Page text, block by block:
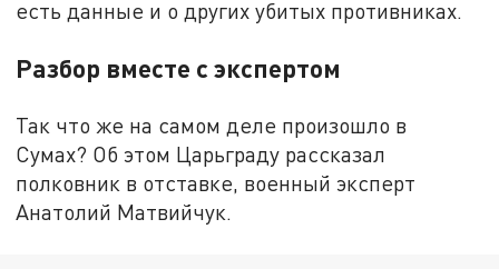
есть данные и о других убитых противниках.
Разбор вместе с экспертом
Так что же на самом деле произошло в
Сумах? Об этом Царьграду рассказал
полковник в отставке, военный эксперт
Анатолий Матвийчук.